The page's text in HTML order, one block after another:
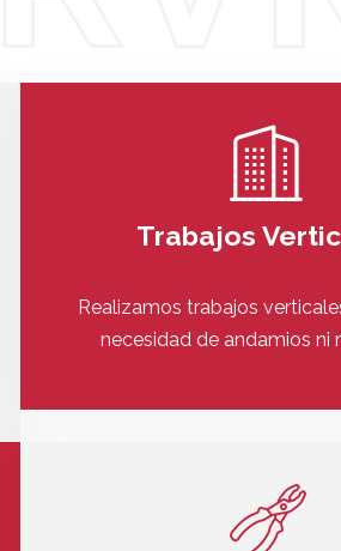
Trabajos
Realizamos trabajos
necesidad de andamios ni